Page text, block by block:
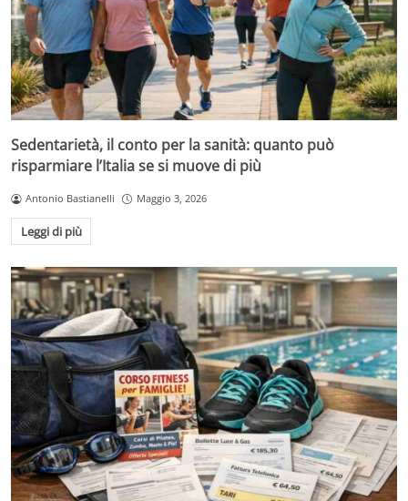
Sedentarietà, il conto per la sanità: quanto può
risparmiare l’Italia se si muove di più
Antonio Bastianelli Maggio 3, 2026
Leggi di più